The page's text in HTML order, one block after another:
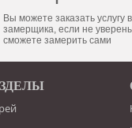
Вы можете заказать услугу
замерщика, если не
сможете замерить сами